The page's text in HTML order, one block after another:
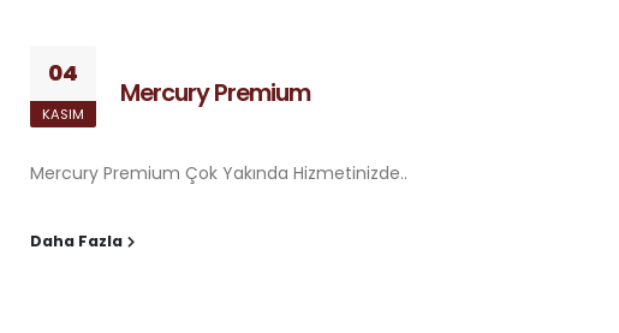
04
KASIM
Mercury Premium
Mercury Premium Çok Yakında Hizmetinizde..
Daha Fazla